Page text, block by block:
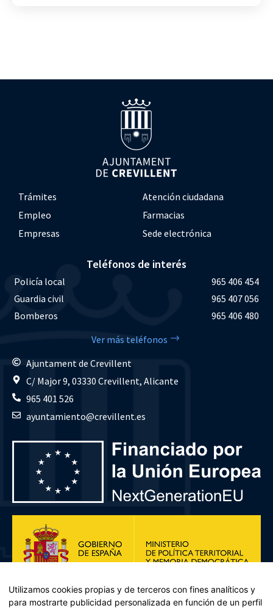
Trámites
Atención ciudadana
Empleo
Farmacias
Empresas
Sede electrónica
Teléfonos de interés
Policía local
965 406 454
Guardia civil
965 407 056
Bomberos
965 406 480
Ver más teléfonos
Ajuntament de Crevillent
C/ Major 9, 03330 Crevillent, Alicante
965 401 526
ayuntamiento@crevillent.es
Utilizamos cookies propias y de terceros con fines analíticos y
para mostrarte publicidad personalizada en función de un perfil